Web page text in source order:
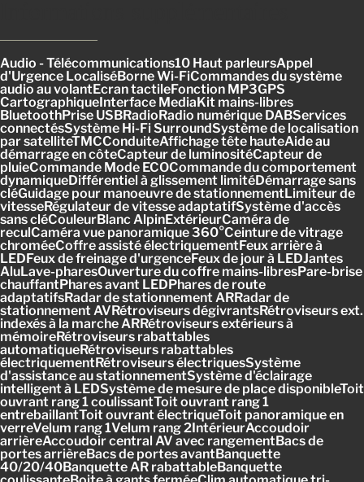
Audio - Télécommunications10 Haut parleursAppel
d'Urgence LocaliséBorne Wi-FiCommandes du système
audio au volantEcran tactileFonction MP3GPS
CartographiqueInterface MediaKit mains-libres
BluetoothPrise USBRadioRadio numérique DABServices
connectésSystème Hi-Fi SurroundSystème de localisation
par satelliteTMCConduiteAffichage tête hauteAide au
démarrage en côteCapteur de luminositéCapteur de
pluieCommande Mode ECOCommande du comportement
dynamiqueDifférentiel à glissement limitéDémarrage sans
cléGuidage pour manoeuvre de stationnementLimiteur de
vitesseRégulateur de vitesse adaptatifSystème d'accès
sans cléCouleurBlanc AlpinExtérieurCaméra de
reculCaméra vue panoramique 360°Ceinture de vitrage
chroméeCoffre assisté électriquementFeux arrière à
LEDFeux de freinage d'urgenceFeux de jour à LEDJantes
AluLave-pharesOuverture du coffre mains-libresPare-brise
chauffantPhares avant LEDPhares de route
adaptatifsRadar de stationnement ARRadar de
stationnement AVRétroviseurs dégivrantsRétroviseurs ext.
indexés à la marche ARRétroviseurs extérieurs à
mémoireRétroviseurs rabattables
automatiqueRétroviseurs rabattables
électriquementRétroviseurs électriquesSystème
d'assistance au stationnementSystème d'éclairage
intelligent à LEDSystème de mesure de place disponibleToit
ouvrant rang 1 coulissantToit ouvrant rang 1
entrebaillantToit ouvrant électriqueToit panoramique en
verreVelum rang 1Velum rang 2IntérieurAccoudoir
arrièreAccoudoir central AV avec rangementBacs de
portes arrièreBacs de portes avantBanquette
40/20/40Banquette AR rabattableBanquette